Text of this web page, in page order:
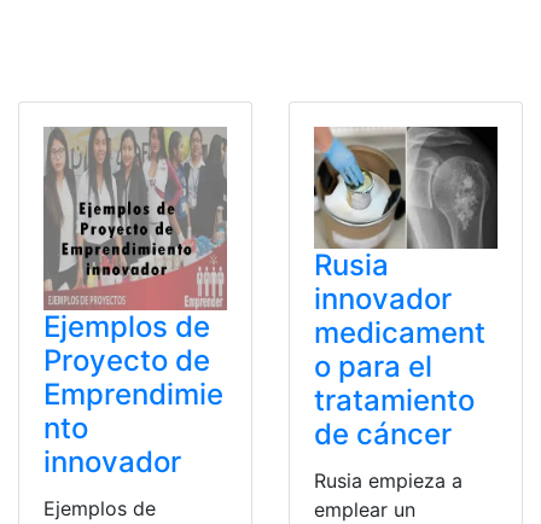
Ejemplos de
Proyecto de
Emprendimie
nto
innovador
Ejemplos de
Rusia
innovador
medicament
o para el
tratamiento
de cáncer
Rusia empieza a
emplear un